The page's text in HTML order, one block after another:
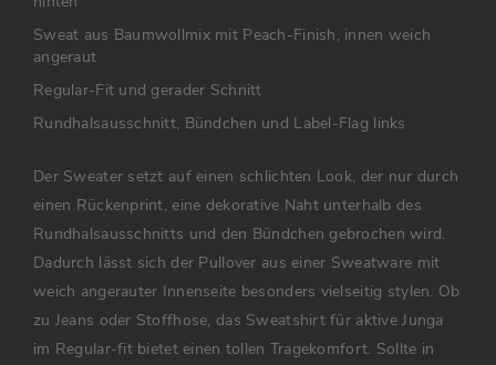
Sweat aus Baumwollmix mit Peach-Finish, innen weich
angeraut
Regular-Fit und gerader Schnitt
Rundhalsausschnitt, Bündchen und Label-Flag links
Der Sweater setzt auf einen schlichten Look, der nur durch
einen Rückenprint, eine dekorative Naht unterhalb des
Rundhalsausschnitts und den Bündchen gebrochen wird.
Dadurch lässt sich der Pullover aus einer Sweatware mit
weich angerauter Innenseite besonders vielseitig stylen. Ob
zu Jeans oder Stoffhose, das Sweatshirt für aktive Junga
im Regular-fit bietet einen tollen Tragekomfort. Sollte in